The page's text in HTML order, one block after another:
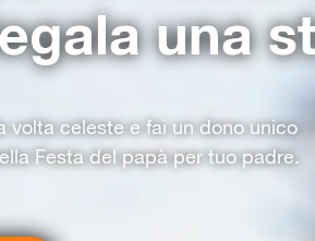
una
volta celeste e fai un dono unico
Festa del papà per tuo padre.